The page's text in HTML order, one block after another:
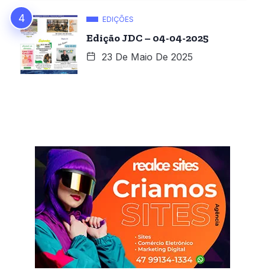
EDIÇÕES
Edição JDC – 04-04-2025
23 De Maio De 2025